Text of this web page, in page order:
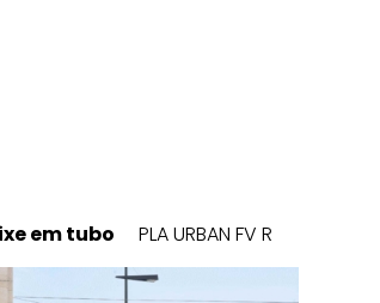
em tubo PLA URBAN FV R